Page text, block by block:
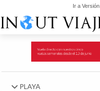
Ir a
PLAYA